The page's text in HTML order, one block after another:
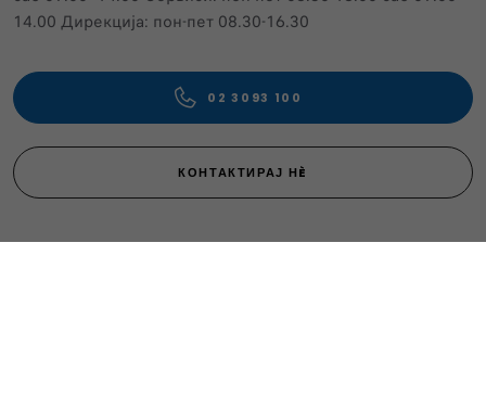
14.00 Дирекција: пон-пет 08.30-16.30
02 3093 100
КОНТАКТИРАЈ НÈ